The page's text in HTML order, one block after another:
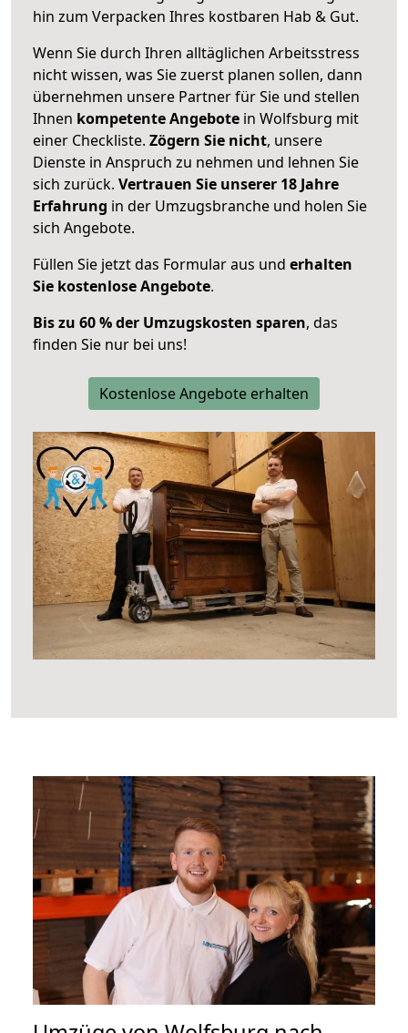
hin zum Verpacken Ihres kostbaren Hab & Gut.
Wenn Sie durch Ihren alltäglichen Arbeitsstress
nicht wissen, was Sie zuerst planen sollen, dann
übernehmen unsere Partner für Sie und stellen
Ihnen kompetente Angebote in Wolfsburg mit
einer Checkliste. Zögern Sie nicht, unsere
Dienste in Anspruch zu nehmen und lehnen Sie
sich zurück. Vertrauen Sie unserer 18 Jahre
Erfahrung in der Umzugsbranche und holen Sie
sich Angebote.
Füllen Sie jetzt das Formular aus und erhalten
Sie kostenlose Angebote.
Bis zu 60 % der Umzugskosten sparen, das
finden Sie nur bei uns!
Kostenlose Angebote erhalten